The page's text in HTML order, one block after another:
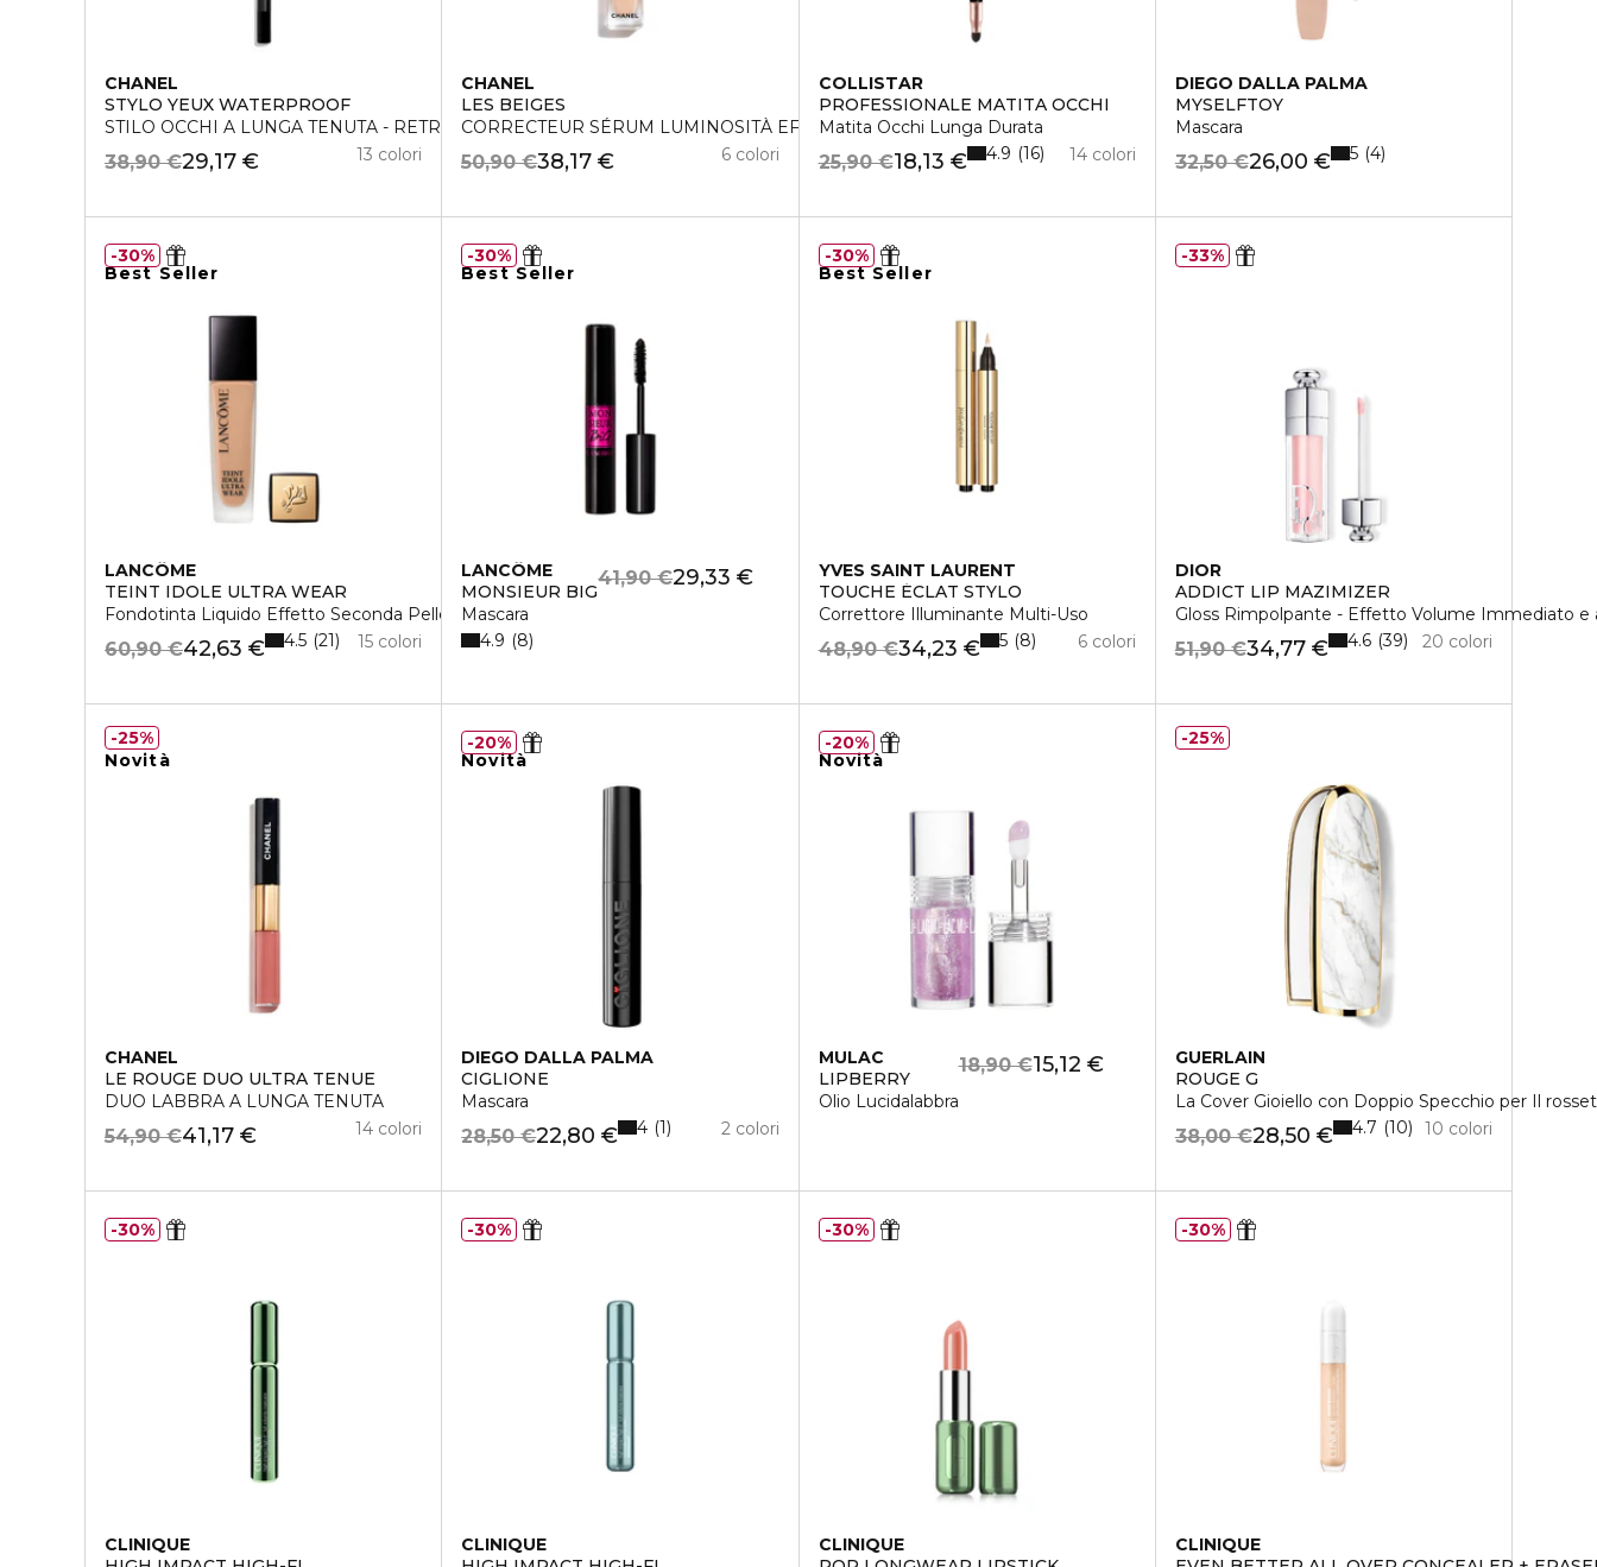
CHANEL
STYLO YEUX WATERPROOF
STILO OCCHI A LUNGA TENUTA - RETRAIBILE CON TEMPERAMATITE
29,17 €
38,90 € 13 colori
CHANEL
LES BEIGES
CORRECTEUR SÉRUM LUMINOSITÀ EFFETTO RADIOSO E NATURALE
38,17 €
50,90 € 6 colori
COLLISTAR
PROFESSIONALE MATITA OCCHI
Matita Occhi Lunga Durata
18,13 €
25,90 € 14 colori
4.9 16
DIEGO DALLA PALMA
MYSELFTOY
Mascara
26,00 €
32,50 € 5 4
Best Seller
LANCÔME
TEINT IDOLE ULTRA WEAR
Fondotinta Liquido Effetto Seconda Pelle
42,63 €
60,90 € 15 colori
4.5 21
30%
Best Seller
LANCÔME
MONSIEUR BIG
Mascara
29,33 €
41,90 €
4.9 8
30%
Best Seller
YVES SAINT LAURENT
TOUCHE ÉCLAT STYLO
Correttore Illuminante Multi-Uso
34,23 €
48,90 € 6 colori
5 8
30%
DIOR
ADDICT LIP MAZIMIZER
Gloss Rimpolpante - Effetto Volume Immediato e
34,77 €
51,90 € 20 colori
4.6 39
33%
Novità
CHANEL
LE ROUGE DUO ULTRA TENUE
DUO LABBRA A LUNGA TENUTA
41,17 €
54,90 € 14 colori
25%
Novità
DIEGO DALLA PALMA
CIGLIONE
Mascara
22,80 €
28,50 € 2 colori
4 1
20%
Novità
MULAC
LIPBERRY
Olio Lucidalabbra
15,12 €
18,90 €
20%
GUERLAIN
ROUGE G
La Cover Gioiello con Doppio Specchio per Il
28,50 €
38,00 € 10 colori
4.7 10
25%
CLINIQUE
30%
CLINIQUE
30%
CLINIQUE
30%
CLINIQUE
30%